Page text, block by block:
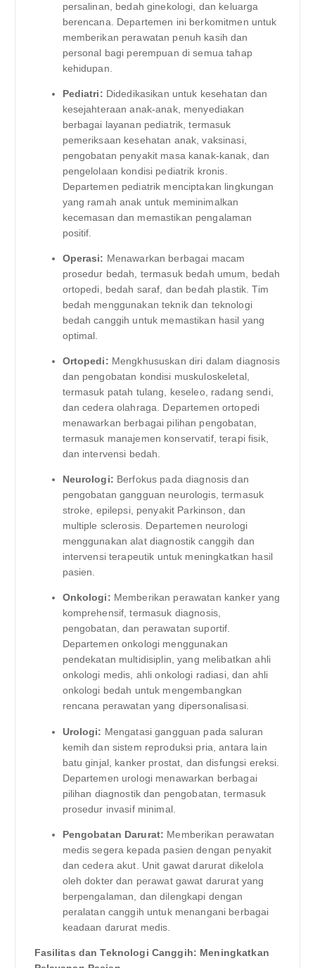
persalinan, bedah ginekologi, dan keluarga
berencana. Departemen ini berkomitmen untuk
memberikan perawatan penuh kasih dan
personal bagi perempuan di semua tahap
kehidupan.
Pediatri: Didedikasikan untuk kesehatan dan
kesejahteraan anak-anak, menyediakan
berbagai layanan pediatrik, termasuk
pemeriksaan kesehatan anak, vaksinasi,
pengobatan penyakit masa kanak-kanak, dan
pengelolaan kondisi pediatrik kronis.
Departemen pediatrik menciptakan lingkungan
yang ramah anak untuk meminimalkan
kecemasan dan memastikan pengalaman
positif.
Operasi: Menawarkan berbagai macam
prosedur bedah, termasuk bedah umum, bedah
ortopedi, bedah saraf, dan bedah plastik. Tim
bedah menggunakan teknik dan teknologi
bedah canggih untuk memastikan hasil yang
optimal.
Ortopedi: Mengkhususkan diri dalam diagnosis
dan pengobatan kondisi muskuloskeletal,
termasuk patah tulang, keseleo, radang sendi,
dan cedera olahraga. Departemen ortopedi
menawarkan berbagai pilihan pengobatan,
termasuk manajemen konservatif, terapi fisik,
dan intervensi bedah.
Neurologi: Berfokus pada diagnosis dan
pengobatan gangguan neurologis, termasuk
stroke, epilepsi, penyakit Parkinson, dan
multiple sclerosis. Departemen neurologi
menggunakan alat diagnostik canggih dan
intervensi terapeutik untuk meningkatkan hasil
pasien.
Onkologi: Memberikan perawatan kanker yang
komprehensif, termasuk diagnosis,
pengobatan, dan perawatan suportif.
Departemen onkologi menggunakan
pendekatan multidisiplin, yang melibatkan ahli
onkologi medis, ahli onkologi radiasi, dan ahli
onkologi bedah untuk mengembangkan
rencana perawatan yang dipersonalisasi.
Urologi: Mengatasi gangguan pada saluran
kemih dan sistem reproduksi pria, antara lain
batu ginjal, kanker prostat, dan disfungsi ereksi.
Departemen urologi menawarkan berbagai
pilihan diagnostik dan pengobatan, termasuk
prosedur invasif minimal.
Pengobatan Darurat: Memberikan perawatan
medis segera kepada pasien dengan penyakit
dan cedera akut. Unit gawat darurat dikelola
oleh dokter dan perawat gawat darurat yang
berpengalaman, dan dilengkapi dengan
peralatan canggih untuk menangani berbagai
keadaan darurat medis.
Fasilitas dan Teknologi Canggih: Meningkatkan